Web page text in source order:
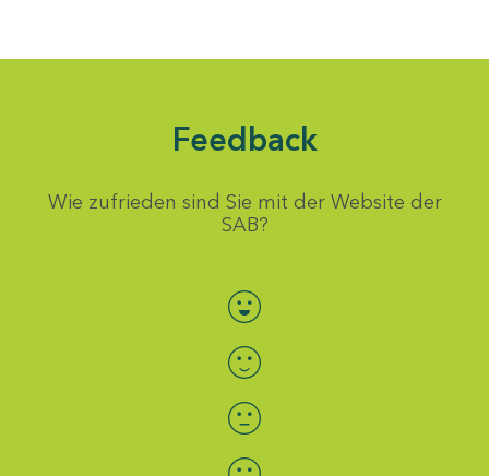
Feedback
Wie zufrieden sind Sie mit der Website der
SAB?
Bewertung auswählen